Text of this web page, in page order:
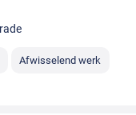
Afwisselend werk